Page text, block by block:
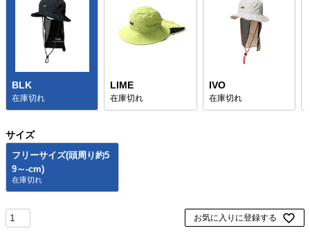
BLK
在庫切れ
LIME
在庫切れ
IVO
在庫切れ
サイズ
フリーサイズ(頭周り約5
9～-cm)
お気に入りに登録する